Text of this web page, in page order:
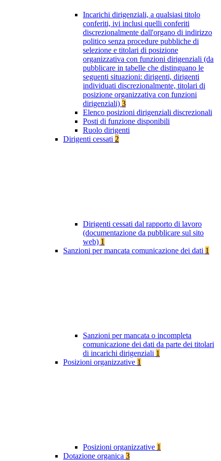
Incarichi dirigenziali, a qualsiasi titolo
conferiti, ivi inclusi quelli conferiti
discrezionalmente dall'organo di indirizzo
politico senza procedure pubbliche di
selezione e titolari di posizione
organizzativa con funzioni dirigenziali (da
pubblicare in tabelle che distinguano le
seguenti situazioni: dirigenti, dirigenti
individuati discrezionalmente, titolari di
posizione organizzativa con funzioni
dirigenziali) 3
Elenco posizioni dirigenziali discrezionali
Posti di funzione disponibili
Ruolo dirigenti
Dirigenti cessati 2
Dirigenti cessati dal rapporto di lavoro
(documentazione da pubblicare sul sito
web) 1
Sanzioni per mancata comunicazione dei dati 1
Sanzioni per mancata o incompleta
comunicazione dei dati da parte dei titolari
di incarichi dirigenziali 1
Posizioni organizzative 1
Posizioni organizzative 1
Dotazione organica 3